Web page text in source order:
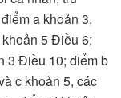
a khoản 3,
5 Điều 6;
3 Điều 10; điểm b
c khoản 5, các